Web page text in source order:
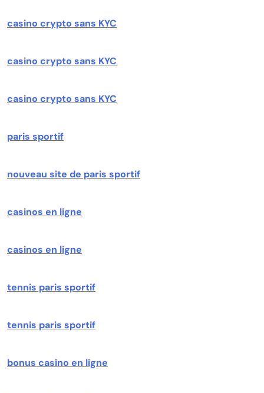
casino crypto sans KYC
casino crypto sans KYC
casino crypto sans KYC
paris sportif
nouveau site de paris sportif
casinos en ligne
casinos en ligne
tennis paris sportif
tennis paris sportif
bonus casino en ligne